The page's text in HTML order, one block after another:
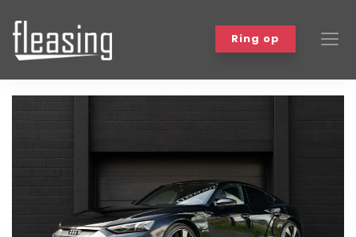
Ring op
Bilmærker
Om leasing
Varebiler